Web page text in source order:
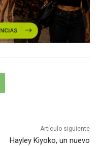
Artículo siguiente
Hayley Kiyoko, un nuevo